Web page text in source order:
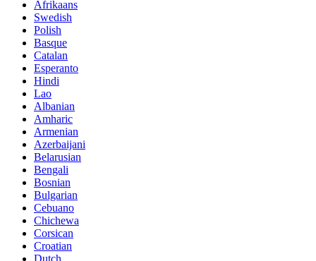
Afrikaans
Swedish
Polish
Basque
Catalan
Esperanto
Hindi
Lao
Albanian
Amharic
Armenian
Azerbaijani
Belarusian
Bengali
Bosnian
Bulgarian
Cebuano
Chichewa
Corsican
Croatian